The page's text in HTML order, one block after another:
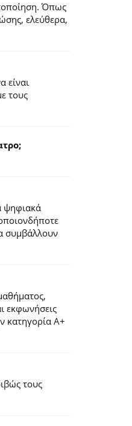
Όπως
ελεύθερα,
είναι
τους
ψηφιακά
συμβάλλουν
εκφωνήσεις
κατηγορία Α+
τους